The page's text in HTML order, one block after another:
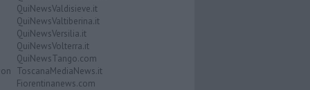
QuiNewsValdisieve.it
QuiNewsValtiberina.it
QuiNewsVersilia.it
QuiNewsVolterra.it
QuiNewsTango.com
ToscanaMediaNews.it
Fiorentinanews.com